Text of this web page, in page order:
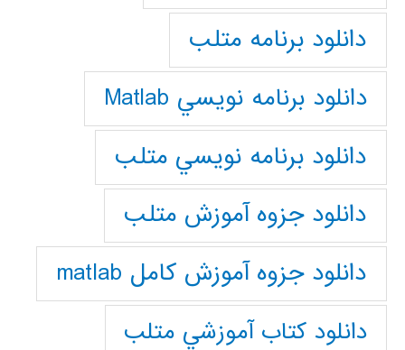
دانلود برنامه متلب
دانلود برنامه نويسي Matlab
دانلود برنامه نويسي متلب
دانلود جزوه آموزش متلب
دانلود جزوه آموزش کامل matlab
دانلود كتاب آموزشي متلب